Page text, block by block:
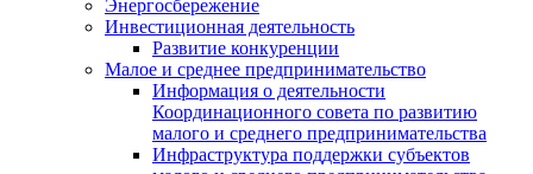
Энергосбережение
Инвестиционная деятельность
Развитие конкуренции
Малое и среднее предпринимательство
Информация о деятельности
Координационного совета по развитию
малого и среднего предпринимательства
Инфраструктура поддержки субъектов